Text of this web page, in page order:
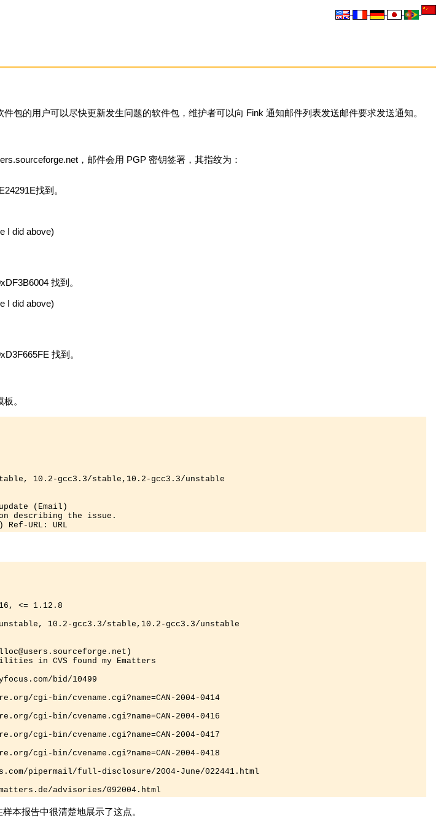
包的用户可以尽快更新发生问题的软件包，维护者可以向 Fink 通知邮件列表发送邮件要求发送通知。
，邮件会用 PGP 密钥签署，其指纹为：
找到。
I did above)
找到。
I did above)
找到。
。
10.2-gcc3.3/stable,10.2-gcc3.3/unstable
(Email)
describing the issue.
Ref-URL: URL
<= 1.12.8
10.2-gcc3.3/stable,10.2-gcc3.3/unstable
)
in CVS found my Ematters
bid/10499
cgi-bin/cvename.cgi?name=CAN-2004-0414
cgi-bin/cvename.cgi?name=CAN-2004-0416
cgi-bin/cvename.cgi?name=CAN-2004-0417
cgi-bin/cvename.cgi?name=CAN-2004-0418
pipermail/full-disclosure/2004-June/022441.html
advisories/092004.html
本报告中很清楚地展示了这点。